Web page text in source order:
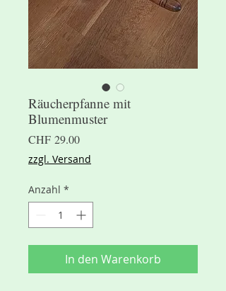
Räucherpfanne mit
Blumenmuster
CHF 29.00Preis
zzgl. Versand
Anzahl *
In den Warenkorb